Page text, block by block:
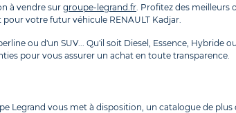
à vendre sur groupe-legrand.fr . Profitez des
votre futur véhicule RENAULT Kadjar.
ou d'un SUV... Qu'il soit Diesel, Essence, Hybride
pour vous assurer un achat en toute transparence.
Legrand vous met à disposition, un catalogue de